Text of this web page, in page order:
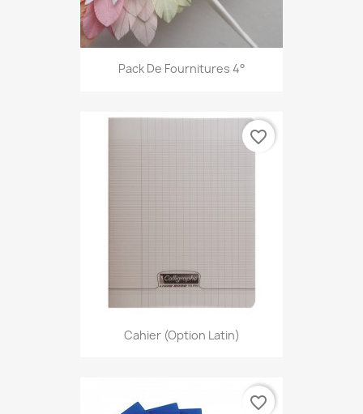
Pack De Fournitures 4°
Cahier (option Latin)
favorite_border
favorite_border